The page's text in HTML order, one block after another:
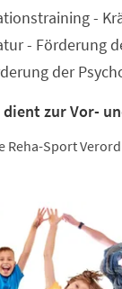
-
- Förderung
der
zur Vor-
Reha-Sport